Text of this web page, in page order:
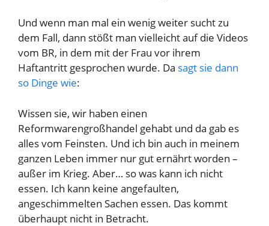
Und wenn man mal ein wenig weiter sucht zu
dem Fall, dann stößt man vielleicht auf die Videos
vom BR, in dem mit der Frau vor ihrem
Haftantritt gesprochen wurde. Da sagt sie dann
so Dinge wie:
Wissen sie, wir haben einen
Reformwarengroßhandel gehabt und da gab es
alles vom Feinsten. Und ich bin auch in meinem
ganzen Leben immer nur gut ernährt worden –
außer im Krieg. Aber… so was kann ich nicht
essen. Ich kann keine angefaulten,
angeschimmelten Sachen essen. Das kommt
überhaupt nicht in Betracht.